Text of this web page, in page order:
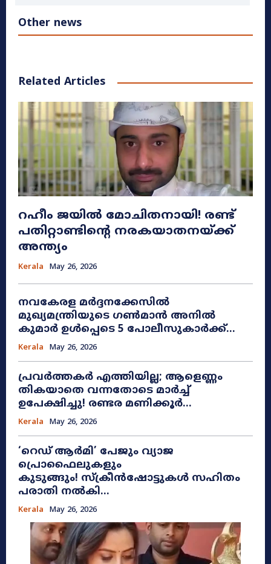
Other news
Related Articles
റഹീം ജയിൽ മോചിതനായി! രണ്ട്
പതിറ്റാണ്ടിന്റെ നരകയാതനയ്ക്ക്
അന്ത്യം
Kerala May 26, 2026
നവകേരള മർദ്ദനക്കേസിൽ
മുഖ്യമന്ത്രിയുടെ ഗൺമാൻ അനിൽ
കുമാർ ഉൾപ്പെടെ 5 പോലീസുകാർക്ക്...
Kerala May 26, 2026
പ്രവർത്തകർ എത്തിയില്ല; ആളെണ്ണം
തികയാതെ വന്നതോടെ മാർച്ച്
ഉപേക്ഷിച്ചു! രണ്ടര മണിക്കൂർ...
Kerala May 26, 2026
​‘റെഡ് ആർമി’ പേജും വ്യാജ
പ്രൊഫൈലുകളും
കുടുങ്ങും! സ്ക്രീൻഷോട്ടുകൾ സഹിതം
പരാതി നൽകി...
Kerala May 26, 2026